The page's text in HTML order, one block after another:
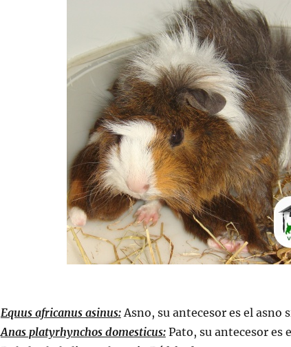
Equus africanus asinus:Asno, su antecesor es el asno
Anas platyrhynchos domesticus:Pato, su antecesor es